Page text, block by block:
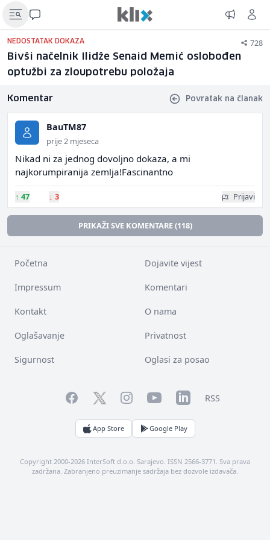
NEDOSTATAK DOKAZA 728
Bivši načelnik Ilidže Senaid Memić oslobođen
optužbi za zloupotrebu položaja
Komentar Povratak na članak
BauTM87
prije 2 mjeseca
Nikad ni za jednog dovoljno dokaza, a mi
najkorumpiranija zemlja!Fascinantno
↑ 47 ↓ 3 Prijavi
PRIKAŽI SVE KOMENTARE (118)
Početna Dojavite vijest
Impressum Komentari
Kontakt O nama
Oglašavanje Privatnost
Sigurnost Oglasi za posao
FacebookTwitterInstagramYouTubeLinkedInRSS
App Store Google Play
Copyright 2000-2026 InterSoft d.o.o. Sarajevo. ISSN 2566-3771. Sva prava
zadržana. Zabranjeno preuzimanje sadržaja bez dozvole izdavača.